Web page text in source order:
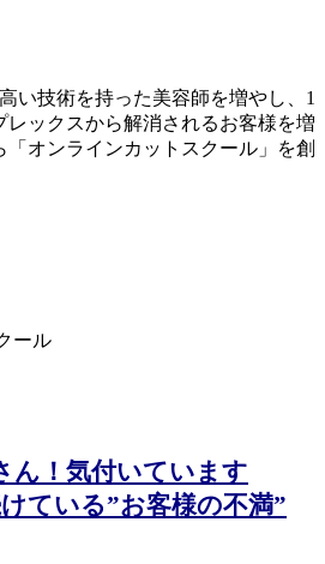
い技術を持った美容師を増やし、1
レックスから解消されるお客様を増
オンラインカットスクール」を創
ん！気付いています
ている”お客様の不満”